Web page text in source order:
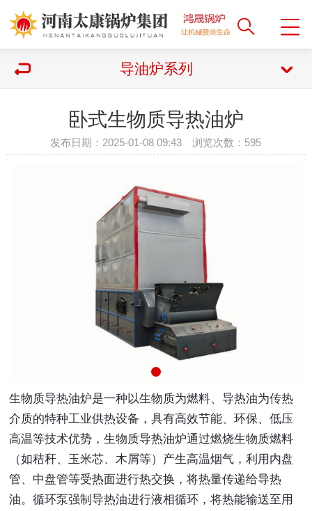
导油炉系列
卧式生物质导热油炉
发布日期：2025-01-08 09:43 浏览次数： 595
生物质导热油炉是一种以生物质为燃料、导热油为传热
介质的特种工业供热设备，具有高效节能、环保、低压
高温等技术优势，生物质导热油炉通过燃烧生物质燃料
（如秸秆、玉米芯、木屑等）产生高温烟气，利用内盘
管、中盘管等受热面进行热交换，将热量传递给导热
油。循环泵强制导热油进行液相循环，将热能输送至用